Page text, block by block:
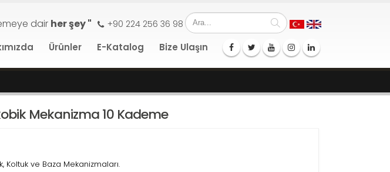
dair her şey " +90 224 256 36 98
Ürünler E-Katalog Bize Ulaşın
Mekanizma 10 Kademe
Koltuk ve Baza Mekanizmaları.